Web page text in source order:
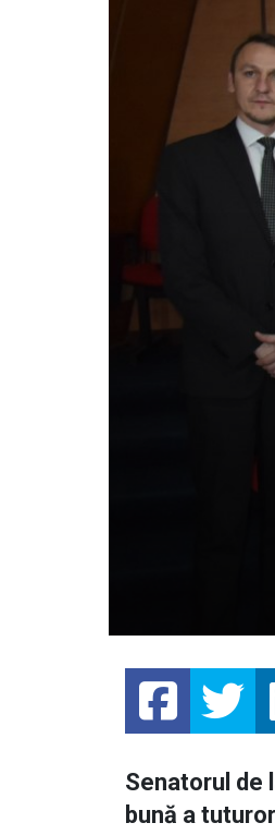
Senatorul de
bună a